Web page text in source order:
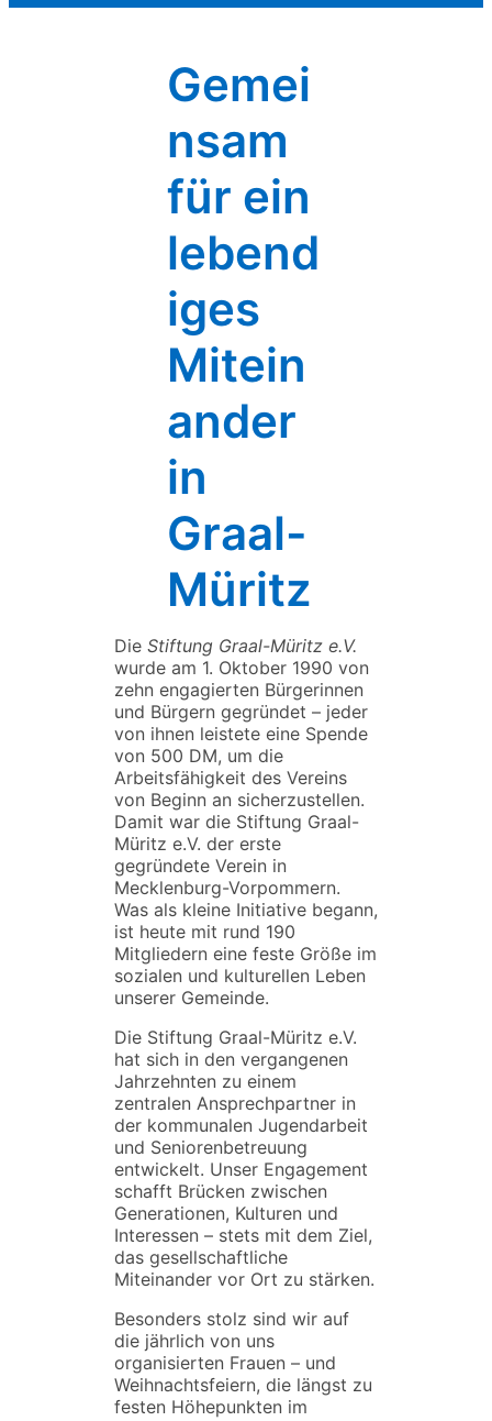
Gemei
nsam
für ein
lebend
iges
Mitein
ander
in
Graal-
Müritz
Die Stiftung Graal-Müritz e.V.
wurde am 1. Oktober 1990 von
zehn engagierten Bürgerinnen
und Bürgern gegründet – jeder
von ihnen leistete eine Spende
von 500 DM, um die
Arbeitsfähigkeit des Vereins
von Beginn an sicherzustellen.
Damit war die Stiftung Graal-
Müritz e.V. der erste
gegründete Verein in
Mecklenburg-Vorpommern.
Was als kleine Initiative begann,
ist heute mit rund 190
Mitgliedern eine feste Größe im
sozialen und kulturellen Leben
unserer Gemeinde.
Die Stiftung Graal-Müritz e.V.
hat sich in den vergangenen
Jahrzehnten zu einem
zentralen Ansprechpartner in
der kommunalen Jugendarbeit
und Seniorenbetreuung
entwickelt. Unser Engagement
schafft Brücken zwischen
Generationen, Kulturen und
Interessen – stets mit dem Ziel,
das gesellschaftliche
Miteinander vor Ort zu stärken.
Besonders stolz sind wir auf
die jährlich von uns
organisierten Frauen – und
Weihnachtsfeiern, die längst zu
festen Höhepunkten im